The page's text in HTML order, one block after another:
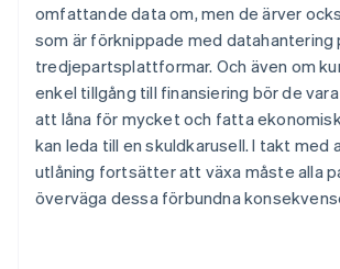
omfattande data om, men de ärver
som är förknippade med datahantering
tredjepartsplattformar. Och även om
enkel tillgång till finansiering bör de
att låna för mycket och fatta
kan leda till en skuldkarusell. I takt med
utlåning fortsätter att växa måste alla
överväga dessa förbundna
Australien
English
Belgien
NederlandsFrançais DeutschEnglish
Brasilien
PortuguêsEnglish
Bulgarien